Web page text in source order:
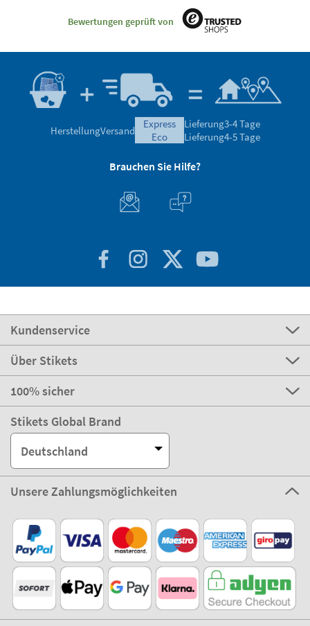
Bewertungen geprüft von
HerstellungVersand
express
eco
Lieferung3-4 Tage
Lieferung4-5 Tage
Brauchen Sie Hilfe?
Kundenservice
Über Stikets
100% sicher
Stikets Global Brand
Deutschland
Unsere Zahlungsmöglichkeiten